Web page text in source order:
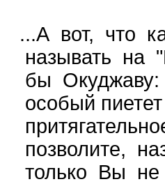
...А вот, что
называть на
бы
особый
позволите,
только Вы не